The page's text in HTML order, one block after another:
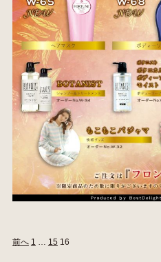
前へ 1 15 16